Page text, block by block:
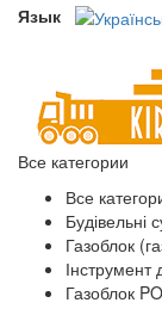
Язык
Все категории
Все
Будівельні
Газоблок
Інструмент
Газоблок